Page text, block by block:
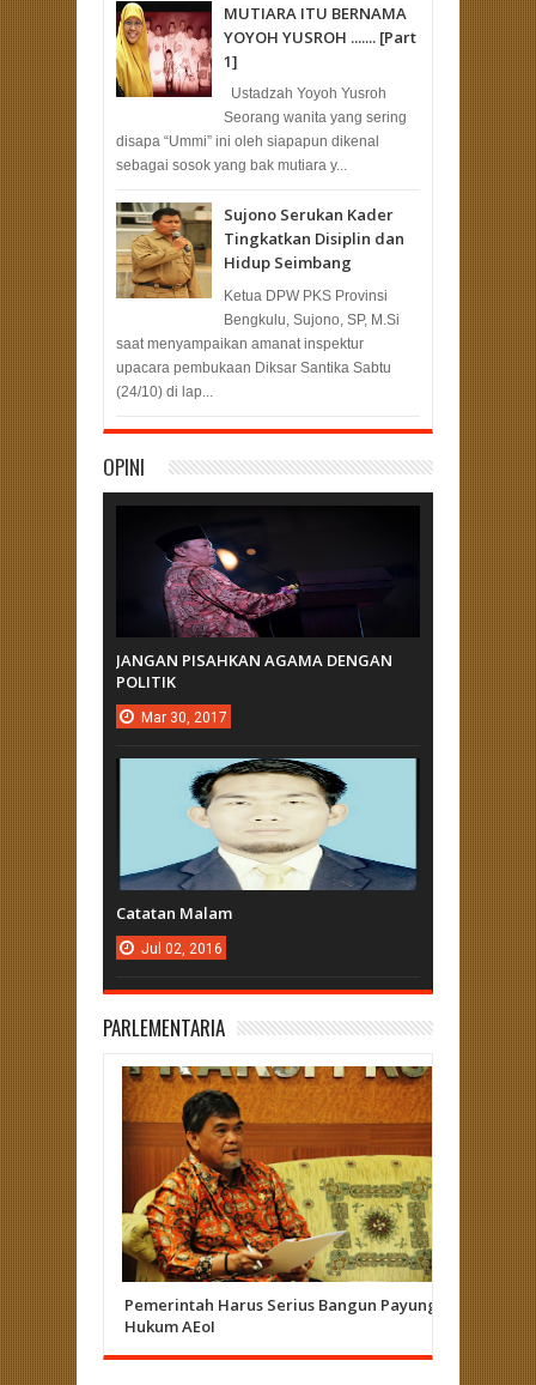
MUTIARA ITU BERNAMA
YOYOH YUSROH ....... [Part
1]
Ustadzah Yoyoh Yusroh
Seorang wanita yang sering
disapa “Ummi” ini oleh siapapun dikenal
sebagai sosok yang bak mutiara y...
Sujono Serukan Kader
Tingkatkan Disiplin dan
Hidup Seimbang
Ketua DPW PKS Provinsi
Bengkulu, Sujono, SP, M.Si
saat menyampaikan amanat inspektur
upacara pembukaan Diksar Santika Sabtu
(24/10) di lap...
OPINI
JANGAN PISAHKAN AGAMA DENGAN
POLITIK
Mar 30, 2017
Catatan Malam
Jul 02, 2016
PARLEMENTARIA
Pemerintah Harus Serius Bangun Payung
Hukum AEoI
Herizal
Curup -